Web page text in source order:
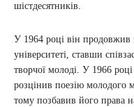
шістдесятників.
У 1964 році він продовжив
університеті, ставши
творчої молоді. У 1966
розцінив поезію молодого
тому позбавив його права